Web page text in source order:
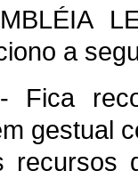
a
Fica
gestual